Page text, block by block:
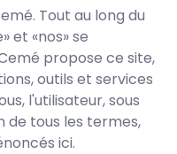
Tout au long du
et «nos» se
propose ce site,
outils et services
l'utilisateur, sous
tous les termes,
ici.